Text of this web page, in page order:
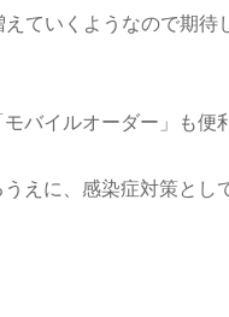
ていくようなので期待
バイルオーダー」も便
えに、感染症対策とし